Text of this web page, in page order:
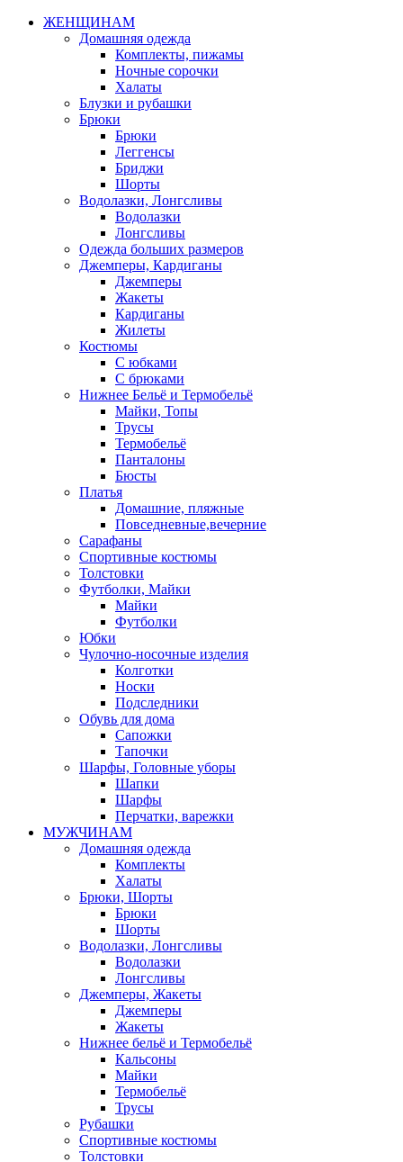
ЖЕНЩИНАМ
Домашняя одежда
Комплекты, пижамы
Ночные сорочки
Халаты
Блузки и рубашки
Брюки
Брюки
Леггенсы
Бриджи
Шорты
Водолазки, Лонгсливы
Водолазки
Лонгсливы
Одежда больших размеров
Джемперы, Кардиганы
Джемперы
Жакеты
Кардиганы
Жилеты
Костюмы
С юбками
С брюками
Нижнее Бельё и Термобельё
Майки, Топы
Трусы
Термобельё
Панталоны
Бюсты
Платья
Домашние, пляжные
Повседневные,вечерние
Сарафаны
Спортивные костюмы
Толстовки
Футболки, Майки
Майки
Футболки
Юбки
Чулочно-носочные изделия
Колготки
Носки
Подследники
Обувь для дома
Сапожки
Тапочки
Шарфы, Головные уборы
Шапки
Шарфы
Перчатки, варежки
МУЖЧИНАМ
Домашняя одежда
Комплекты
Халаты
Брюки, Шорты
Брюки
Шорты
Водолазки, Лонгсливы
Водолазки
Лонгсливы
Джемперы, Жакеты
Джемперы
Жакеты
Нижнее бельё и Термобельё
Кальсоны
Майки
Термобельё
Трусы
Рубашки
Спортивные костюмы
Толстовки